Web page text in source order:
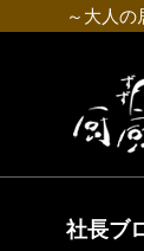
～大人
社長ブ